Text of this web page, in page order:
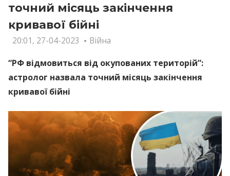
точний місяць закінчення
кривавої бійні
20:01, 27-04-2023
Війна
“РФ відмовиться від окупованих територій”:
астролог назвала точний місяць закінчення
кривавої бійні